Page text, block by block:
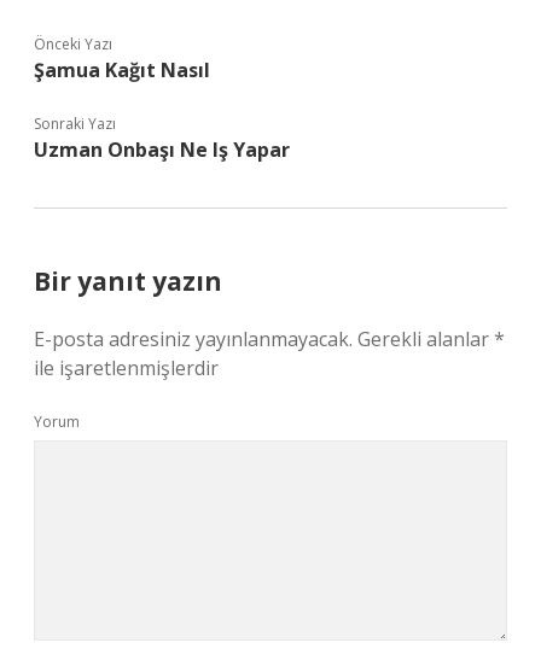
Önceki Yazı
Şamua Kağıt Nasıl
Sonraki Yazı
Uzman Onbaşı Ne Iş Yapar
Bir yanıt yazın
E-posta adresiniz yayınlanmayacak. Gerekli alanlar*
ile işaretlenmişlerdir
Yorum